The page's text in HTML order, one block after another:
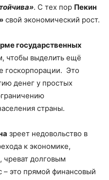
. С тех пор Пекин
свой экономический рост.
государственных
чтобы выделить ещё
госкорпорации. Это
денег у простых
страны.
зреет недовольство в
к экономике,
чреват долговым
– это прямой финансовый